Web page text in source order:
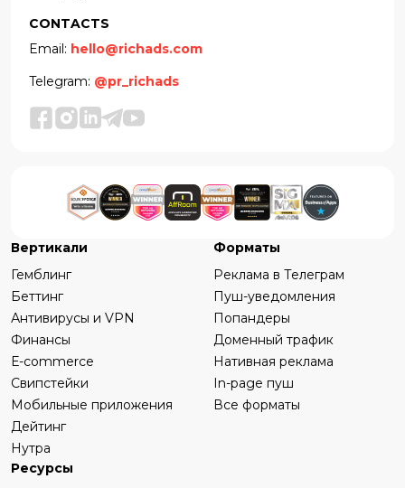
CONTACTS
Email: hello@richads.com
Telegram: @pr_richads
Вертикали
Гемблинг
Беттинг
Антивирусы и VPN
Финансы
Е-commerce
Свипстейки
Мобильные приложения
Дейтинг
Нутра
Форматы
Реклама в Телеграм
Пуш-уведомления
Попандеры
Доменный трафик
Нативная реклама
In-page пуш
Все форматы
Ресурсы